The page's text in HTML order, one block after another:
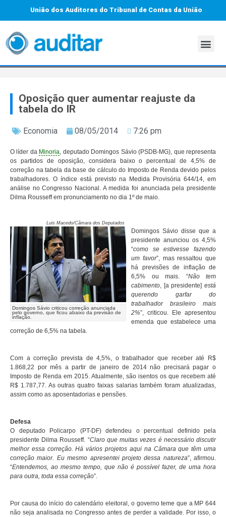
União dos Auditores do Tribunal de Contas da União
Oposição quer aumentar reajuste da
tabela do IR
Economia 08/05/2014 7:26 pm
O líder da Minoria, deputado Domingos Sávio (PSDB-MG), que representa
os partidos de oposição, considera baixo o percentual de 4,5% de
correção na tabela da base de cálculo do Imposto de Renda devido pelos
trabalhadores. O índice está previsto na Medida Provisória 644/14, em
análise no Congresso Nacional. A medida foi anunciada pela presidente
Dilma Rousseff em pronunciamento no dia 1º de maio.
Luis Macedo/Câmara dos Deputados
Domingos Sávio criticou correção anunciada
pelo governo, que ficou abaixo da previsão de
inflação.
Domingos Sávio disse que a
presidente anunciou os 4,5%
“como se estivesse fazendo
um favor”, mas ressaltou que
há previsões de inflação de
6,5% ou mais. “Não tem
cabimento, [a presidente] está
querendo garfar do
trabalhador brasileiro mais
2%”, criticou. Ele apresentou
emenda que estabelece uma
correção de 6,5% na tabela.
Com a correção prevista de 4,5%, o trabalhador que receber até R$
1.868,22 por mês a partir de janeiro de 2014 não precisará pagar o
Imposto de Renda em 2015. Atualmente, são isentos os que recebem até
R$ 1.787,77. As outras quatro faixas salarias também foram atualizadas,
assim como as aposentadorias e pensões.
Defesa
O deputado Policarpo (PT-DF) defendeu o percentual definido pela
presidente Dilma Rousseff. “Claro que muitas vezes é necessário discutir
melhor essa correção. Há vários projetos aqui na Câmara que têm uma
correção maior. Eu mesmo apresentei projeto dessa natureza”, afirmou.
“Entendemos, ao mesmo tempo, que não é possível fazer, de uma hora
para outra, toda essa correção”.
Por causa do início do calendário eleitoral, o governo teme que a MP 644
não seja analisada no Congresso antes de perder a validade. Por isso, o